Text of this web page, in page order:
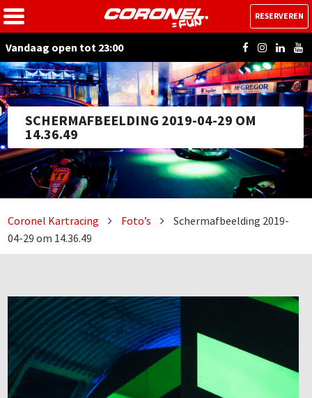
Vandaag open tot 23:00
RESERVEREN
SCHERMAFBEELDING 2019-04-29 OM
14.36.49
Coronel Kartracing Foto’s
Schermafbeelding 2019-
04-29 om 14.36.49